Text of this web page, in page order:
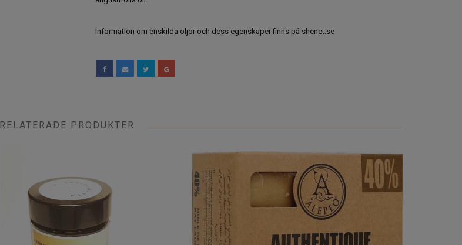
Information om enskilda oljor och dess egenskaper finns på shenet.se
RELATERADE PRODUKTER